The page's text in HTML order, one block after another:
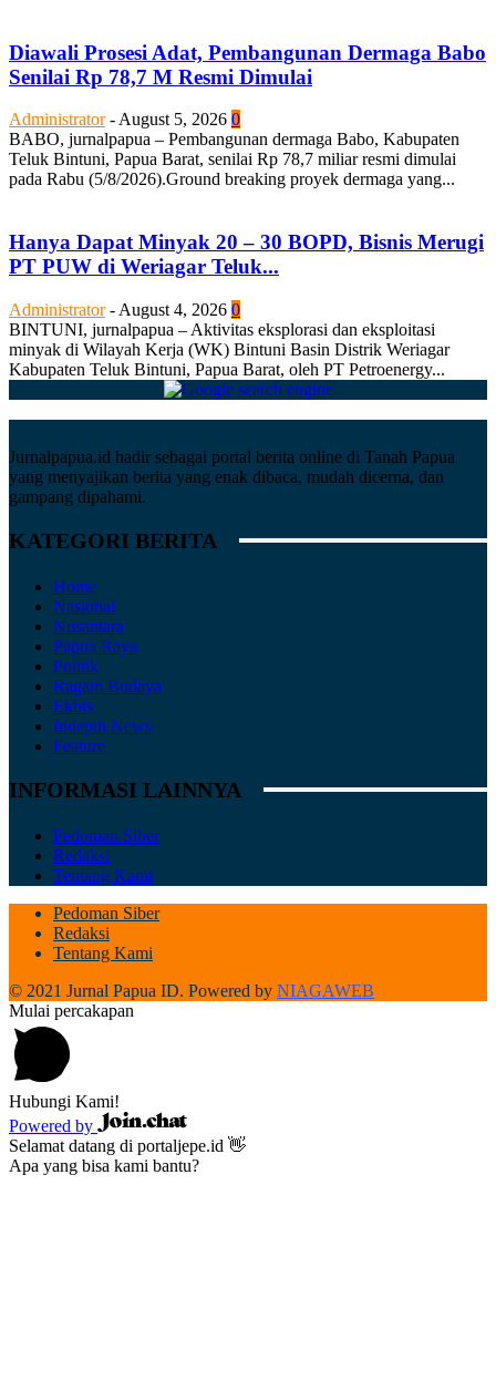
Diawali Prosesi Adat, Pembangunan Dermaga Babo
Senilai Rp 78,7 M Resmi Dimulai
Administrator - August 5, 2026 0
BABO, jurnalpapua – Pembangunan dermaga Babo, Kabupaten
Teluk Bintuni, Papua Barat, senilai Rp 78,7 miliar resmi dimulai
pada Rabu (5/8/2026).Ground breaking proyek dermaga yang...
Hanya Dapat Minyak 20 – 30 BOPD, Bisnis Merugi
PT PUW di Weriagar Teluk...
Administrator - August 4, 2026 0
BINTUNI, jurnalpapua – Aktivitas eksplorasi dan eksploitasi
minyak di Wilayah Kerja (WK) Bintuni Basin Distrik Weriagar
Kabupaten Teluk Bintuni, Papua Barat, oleh PT Petroenergy...
Jurnalpapua.id hadir sebagai portal berita online di Tanah Papua
yang menyajikan berita yang enak dibaca, mudah dicerna, dan
gampang dipahami.
KATEGORI BERITA
Home
Nasional
Nusantara
Papua Raya
Politik
Ragam Budaya
Ekbis
Indepth News
Feature
INFORMASI LAINNYA
Pedoman Siber
Redaksi
Tentang Kami
Pedoman Siber
Redaksi
Tentang Kami
© 2021 Jurnal Papua ID. Powered by NIAGAWEB
Mulai percakapan
Hubungi Kami!
Powered by
Selamat datang di portaljepe.id 👋
Apa yang bisa kami bantu?